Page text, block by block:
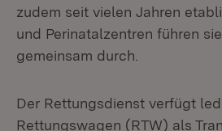
zudem seit vielen Jahren
und Perinatalzentren führen
gemeinsam durch.
Der Rettungsdienst verfügt
Rettungswagen (RTW) als